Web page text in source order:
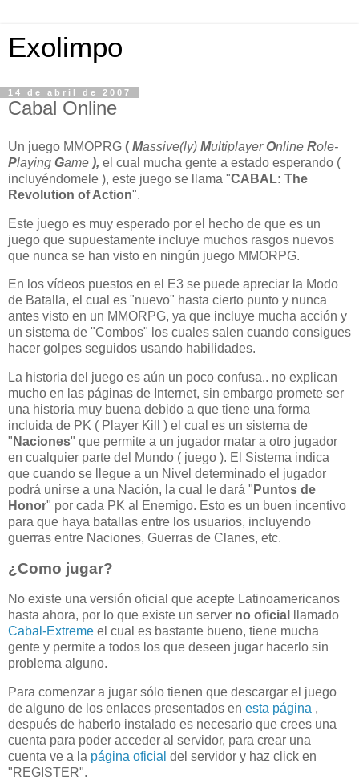
Exolimpo
14 de abril de 2007
Cabal Online
Un juego MMOPRG ( Massive(ly) MultiplayerOnline Role-
Playing Game ), el cual mucha gente a estado esperando (
incluyéndomele ), este juego se llama "CABAL: The
Revolution of Action".
Este juego es muy esperado por el hecho de que es un
juego que supuestamente incluye muchos rasgos nuevos
que nunca se han visto en ningún juego MMORPG.
En los vídeos puestos en el E3 se puede apreciar la Modo
de Batalla, el cual es "nuevo" hasta cierto punto y nunca
antes visto en un MMORPG, ya que incluye mucha acción y
un sistema de "Combos" los cuales salen cuando consigues
hacer golpes seguidos usando habilidades.
La historia del juego es aún un poco confusa.. no explican
mucho en las páginas de Internet, sin embargo promete ser
una historia muy buena debido a que tiene una forma
incluida de PK ( Player Kill ) el cual es un sistema de
" Naciones" que permite a un jugador matar a otro jugador
en cualquier parte del Mundo ( juego ). El Sistema indica
que cuando se llegue a un Nivel determinado el jugador
podrá unirse a una Nación, la cual le dará " Puntos de
Honor" por cada PK al Enemigo. Esto es un buen incentivo
para que haya batallas entre los usuarios, incluyendo
guerras entre Naciones, Guerras de Clanes, etc.
¿Como jugar?
No existe una versión oficial que acepte Latinoamericanos
hasta ahora, por lo que existe un server no oficial
llamado
Cabal-Extreme el cual es bastante bueno, tiene mucha
gente y permite a todos los que deseen jugar hacerlo sin
problema alguno.
Para comenzar a jugar sólo tienen que descargar el juego
de alguno de los enlaces presentados en esta página ,
después de haberlo instalado es necesario que crees una
cuenta para poder acceder al servidor, para crear una
cuenta ve a la página oficial del servidor y haz click en
"REGISTER".